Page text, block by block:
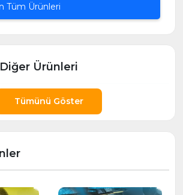
Tüm Ürünleri
Ürünleri
Tümünü Göster